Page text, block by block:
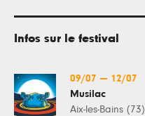
Infos sur le festival
09/07 — 12/07
Musilac
Aix-les-Bains (73)